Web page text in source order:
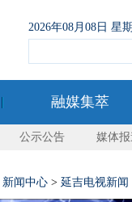
2026年08月08日 星
融媒集萃
公示公告 媒体
新闻中心 > 延吉电视新闻